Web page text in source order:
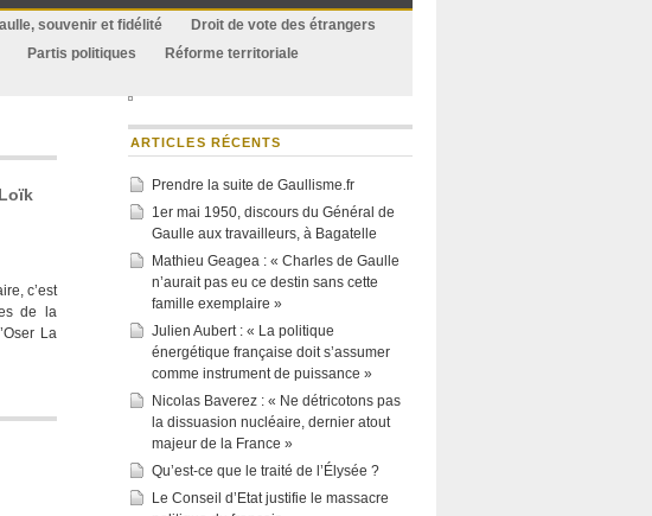
souvenir et fidélité
Droit de vote des étrangers
Partis politiques
Réforme territoriale
c’est
de la
La
ARTICLES RÉCENTS
Prendre la suite de Gaullisme.fr
1er mai 1950, discours du Général de
Gaulle aux travailleurs, à Bagatelle
Mathieu Geagea : « Charles de Gaulle
n’aurait pas eu ce destin sans cette
famille exemplaire »
Julien Aubert : « La politique
énergétique française doit s’assumer
comme instrument de puissance »
Nicolas Baverez : « Ne détricotons pas
la dissuasion nucléaire, dernier atout
majeur de la France »
Qu’est-ce que le traité de l’Élysée ?
Le Conseil d’Etat justifie le massacre